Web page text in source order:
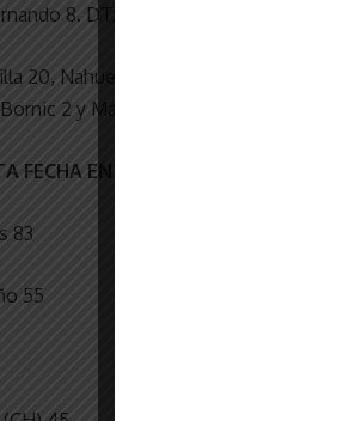
8. DT: Eduardo Freston.
20, Nahuel Barroso 4, Santino
2 y Matías Burgos 6. DT: Gabriel
FECHA EN PRIMERA
83
55